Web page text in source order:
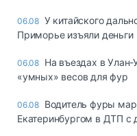
06.08 У китайского
Приморье изъяли деньги
06.08 Ha въeздax в
«yмныx» вecoв для фyp
06.08 Водитель фуры
Екатеринбургом в ДТП с